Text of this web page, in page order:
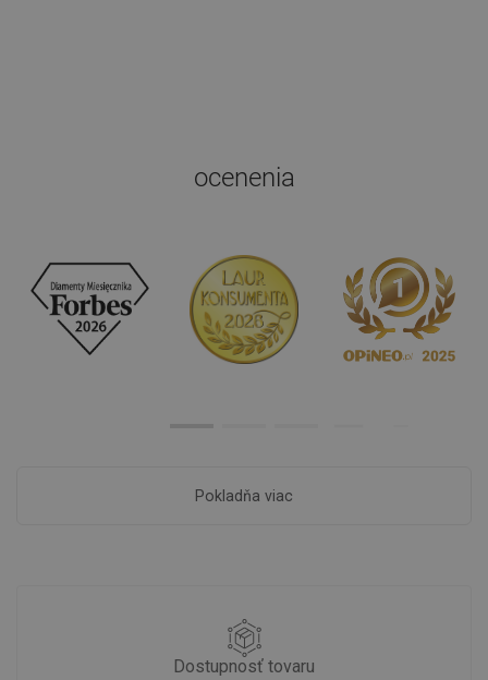
ocenenia
Pokladňa viac
Dostupnosť tovaru